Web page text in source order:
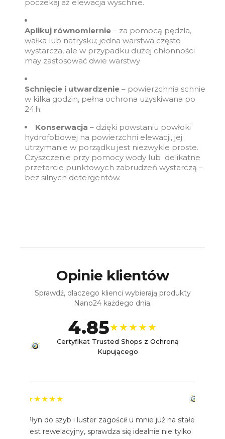
poczekaj aż elewacja wyschnie.
Aplikuj równomiernie – za pomocą pędzla,
wałka lub natrysku; jedna warstwa często
wystarcza, ale w przypadku dużej chłonności
may zastosować dwie warstwy
Schnięcie i utwardzenie – powierzchnia schnie
w kilka godzin, pełna ochrona uzyskiwana po
24 h;
Konserwacja – dzięki powstaniu powłoki
hydrofobowej na powierzchni elewacji, jej
utrzymanie w porządku jest niezwykle proste.
Czyszczenie przy pomocy wody lub delikatne
przetarcie punktowych zabrudzeń wystarczą –
bez silnych detergentów.
Opinie klientów
Sprawdź, dlaczego klienci wybierają produkty
Nano24 każdego dnia.
4.85★★★★★
Certyfikat Trusted Shops z Ochroną
Kupującego
★★★★★
Płyn do szyb i luster zagościł u mnie już na stałe.
Jest rewelacyjny, sprawdza się idealnie nie tylko